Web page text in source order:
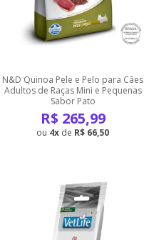
N&D Quinoa Pele e Pelo para Cães
Adultos de Raças Mini e Pequenas
Sabor Pato
R$ 265,99
4 de R$ 66,50